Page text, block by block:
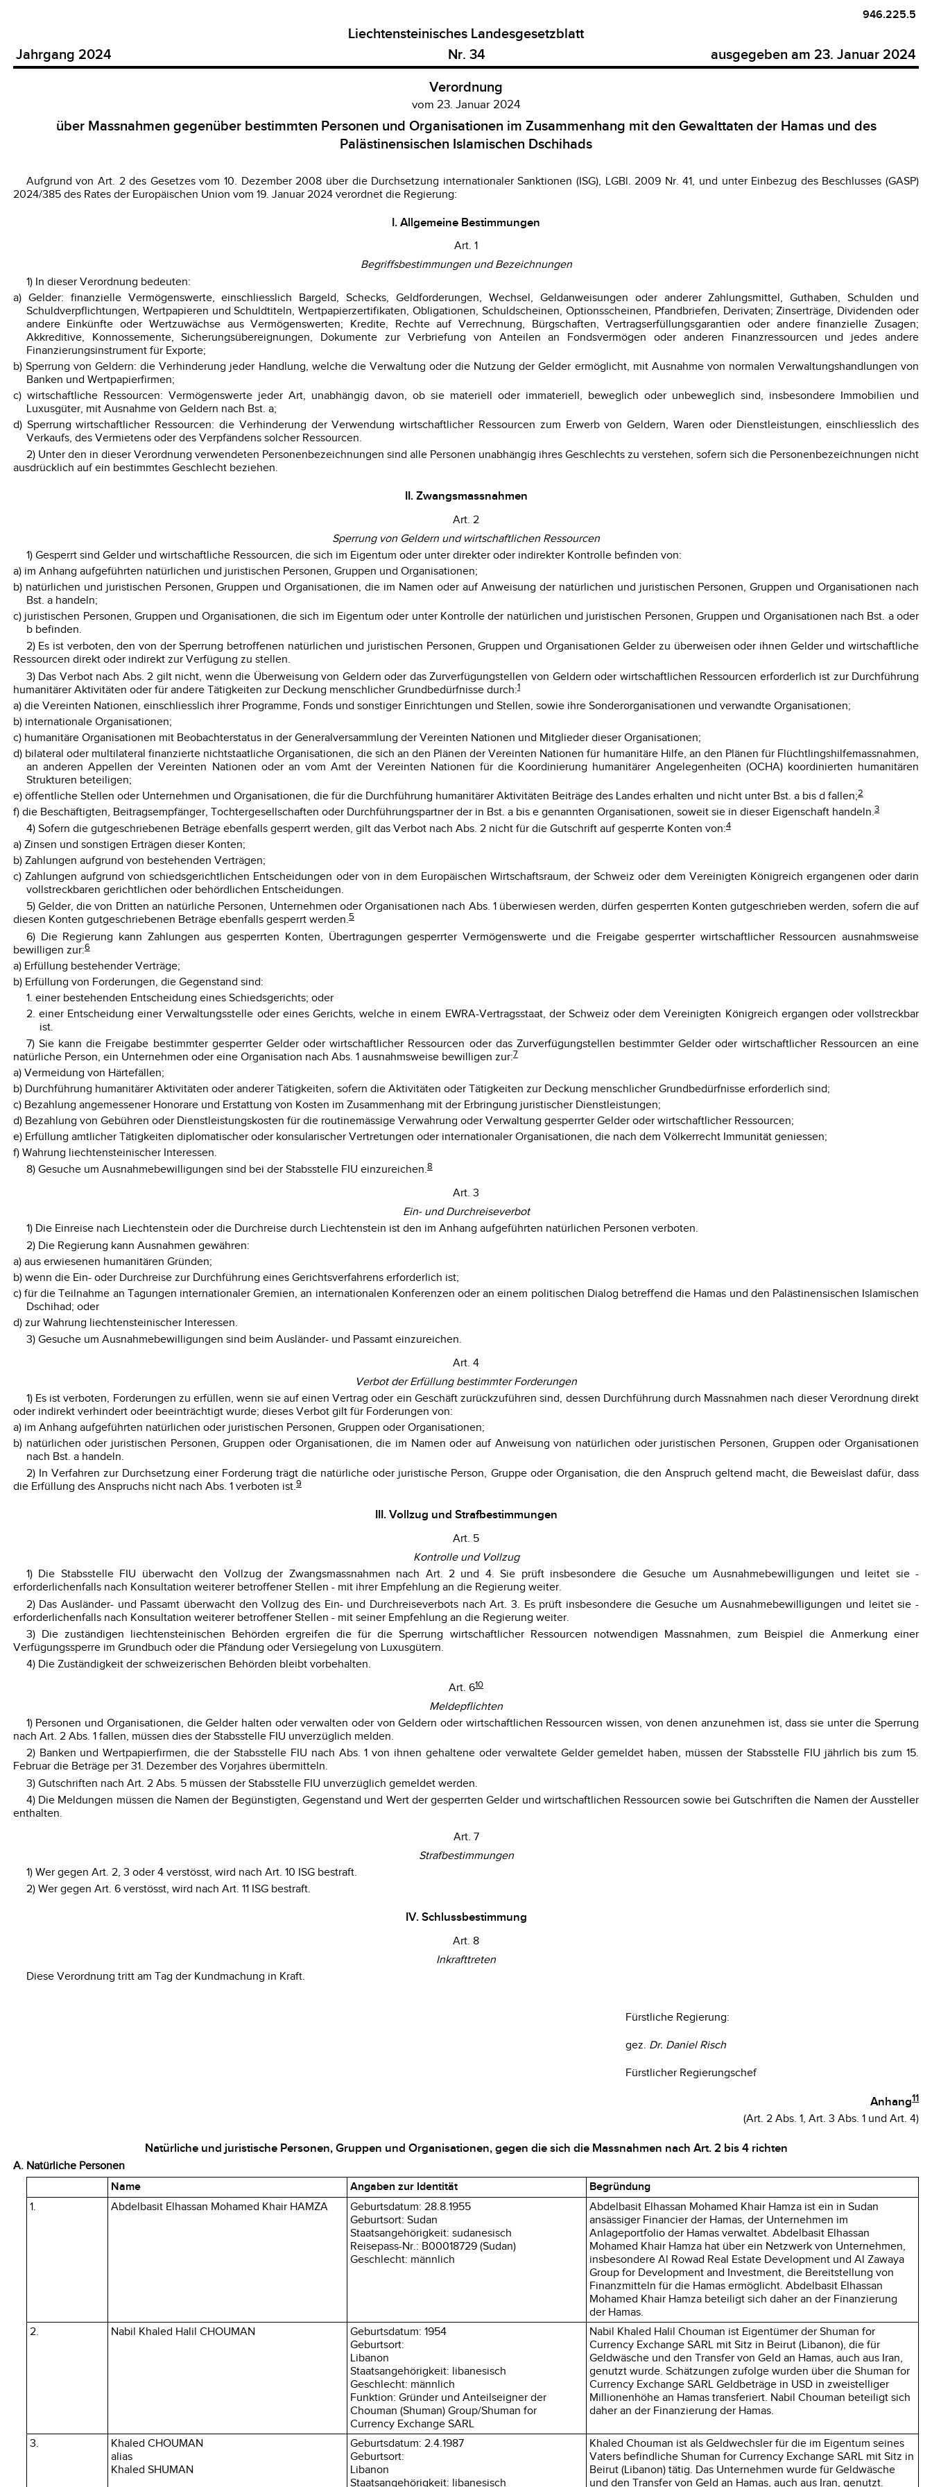
946.225.5
Liechtensteinisches Landesgesetzblatt
Jahrgang 2024
Nr. 34
ausgegeben am 23. Januar 2024
Verordnung
vom 23. Januar 2024
über Massnahmen gegenüber bestimmten Personen und Organisationen im Zusammenhang mit den Gewalttaten der Hamas und des
Palästinensischen Islamischen Dschihads
Aufgrund von Art. 2 des Gesetzes vom 10. Dezember 2008 über die Durchsetzung internationaler Sanktionen (ISG), LGBl. 2009 Nr. 41, und unter Einbezug des Beschlusses (GASP)
2024/385 des Rates der Europäischen Union vom 19. Januar 2024 verordnet die Regierung:
I. Allgemeine Bestimmungen
Art. 1
Begriffsbestimmungen und Bezeichnungen
1) In dieser Verordnung bedeuten:
a) Gelder: finanzielle Vermögenswerte, einschliesslich Bargeld, Schecks, Geldforderungen, Wechsel, Geldanweisungen oder anderer Zahlungsmittel, Guthaben, Schulden und
Schuldverpflichtungen, Wertpapieren und Schuldtiteln, Wertpapierzertifikaten, Obligationen, Schuldscheinen, Optionsscheinen, Pfandbriefen, Derivaten; Zinserträge, Dividenden oder
andere Einkünfte oder Wertzuwächse aus Vermögenswerten; Kredite, Rechte auf Verrechnung, Bürgschaften, Vertragserfüllungsgarantien oder andere finanzielle Zusagen;
Akkreditive, Konnossemente, Sicherungsübereignungen, Dokumente zur Verbriefung von Anteilen an Fondsvermögen oder anderen Finanzressourcen und jedes andere
Finanzierungsinstrument für Exporte;
b) Sperrung von Geldern: die Verhinderung jeder Handlung, welche die Verwaltung oder die Nutzung der Gelder ermöglicht, mit Ausnahme von normalen Verwaltungshandlungen von
Banken und Wertpapierfirmen;
c) wirtschaftliche Ressourcen: Vermögenswerte jeder Art, unabhängig davon, ob sie materiell oder immateriell, beweglich oder unbeweglich sind, insbesondere Immobilien und
Luxusgüter, mit Ausnahme von Geldern nach Bst. a;
d) Sperrung wirtschaftlicher Ressourcen: die Verhinderung der Verwendung wirtschaftlicher Ressourcen zum Erwerb von Geldern, Waren oder Dienstleistungen, einschliesslich des
Verkaufs, des Vermietens oder des Verpfändens solcher Ressourcen.
2) Unter den in dieser Verordnung verwendeten Personenbezeichnungen sind alle Personen unabhängig ihres Geschlechts zu verstehen, sofern sich die Personenbezeichnungen nicht
ausdrücklich auf ein bestimmtes Geschlecht beziehen.
II. Zwangsmassnahmen
Art. 2
Sperrung von Geldern und wirtschaftlichen Ressourcen
1) Gesperrt sind Gelder und wirtschaftliche Ressourcen, die sich im Eigentum oder unter direkter oder indirekter Kontrolle befinden von:
a) im Anhang aufgeführten natürlichen und juristischen Personen, Gruppen und Organisationen;
b) natürlichen und juristischen Personen, Gruppen und Organisationen, die im Namen oder auf Anweisung der natürlichen und juristischen Personen, Gruppen und Organisationen nach
Bst. a handeln;
c) juristischen Personen, Gruppen und Organisationen, die sich im Eigentum oder unter Kontrolle der natürlichen und juristischen Personen, Gruppen und Organisationen nach Bst. a oder
b befinden.
2) Es ist verboten, den von der Sperrung betroffenen natürlichen und juristischen Personen, Gruppen und Organisationen Gelder zu überweisen oder ihnen Gelder und wirtschaftliche
Ressourcen direkt oder indirekt zur Verfügung zu stellen.
3) Das Verbot nach Abs. 2 gilt nicht, wenn die Überweisung von Geldern oder das Zurverfügungstellen von Geldern oder wirtschaftlichen Ressourcen erforderlich ist zur Durchführung
humanitärer Aktivitäten oder für andere Tätigkeiten zur Deckung menschlicher Grundbedürfnisse durch:1
a) die Vereinten Nationen, einschliesslich ihrer Programme, Fonds und sonstiger Einrichtungen und Stellen, sowie ihre Sonderorganisationen und verwandte Organisationen;
b) internationale Organisationen;
c) humanitäre Organisationen mit Beobachterstatus in der Generalversammlung der Vereinten Nationen und Mitglieder dieser Organisationen;
d) bilateral oder multilateral finanzierte nichtstaatliche Organisationen, die sich an den Plänen der Vereinten Nationen für humanitäre Hilfe, an den Plänen für Flüchtlingshilfemassnahmen,
an anderen Appellen der Vereinten Nationen oder an vom Amt der Vereinten Nationen für die Koordinierung humanitärer Angelegenheiten (OCHA) koordinierten humanitären
Strukturen beteiligen;
e) öffentliche Stellen oder Unternehmen und Organisationen, die für die Durchführung humanitärer Aktivitäten Beiträge des Landes erhalten und nicht unter Bst. a bis d fallen;2
f) die Beschäftigten, Beitragsempfänger, Tochtergesellschaften oder Durchführungspartner der in Bst. a bis e genannten Organisationen, soweit sie in dieser Eigenschaft handeln.3
4) Sofern die gutgeschriebenen Beträge ebenfalls gesperrt werden, gilt das Verbot nach Abs. 2 nicht für die Gutschrift auf gesperrte Konten von:4
a) Zinsen und sonstigen Erträgen dieser Konten;
b) Zahlungen aufgrund von bestehenden Verträgen;
c) Zahlungen aufgrund von schiedsgerichtlichen Entscheidungen oder von in dem Europäischen Wirtschaftsraum, der Schweiz oder dem Vereinigten Königreich ergangenen oder darin
vollstreckbaren gerichtlichen oder behördlichen Entscheidungen.
5) Gelder, die von Dritten an natürliche Personen, Unternehmen oder Organisationen nach Abs. 1 überwiesen werden, dürfen gesperrten Konten gutgeschrieben werden, sofern die auf
diesen Konten gutgeschriebenen Beträge ebenfalls gesperrt werden.5
6) Die Regierung kann Zahlungen aus gesperrten Konten, Übertragungen gesperrter Vermögenswerte und die Freigabe gesperrter wirtschaftlicher Ressourcen ausnahmsweise
bewilligen zur:6
a) Erfüllung bestehender Verträge;
b) Erfüllung von Forderungen, die Gegenstand sind:
1. einer bestehenden Entscheidung eines Schiedsgerichts; oder
2. einer Entscheidung einer Verwaltungsstelle oder eines Gerichts, welche in einem EWRA-Vertragsstaat, der Schweiz oder dem Vereinigten Königreich ergangen oder vollstreckbar
ist.
7) Sie kann die Freigabe bestimmter gesperrter Gelder oder wirtschaftlicher Ressourcen oder das Zurverfügungstellen bestimmter Gelder oder wirtschaftlicher Ressourcen an eine
natürliche Person, ein Unternehmen oder eine Organisation nach Abs. 1 ausnahmsweise bewilligen zur:7
a) Vermeidung von Härtefällen;
b) Durchführung humanitärer Aktivitäten oder anderer Tätigkeiten, sofern die Aktivitäten oder Tätigkeiten zur Deckung menschlicher Grundbedürfnisse erforderlich sind;
c) Bezahlung angemessener Honorare und Erstattung von Kosten im Zusammenhang mit der Erbringung juristischer Dienstleistungen;
d) Bezahlung von Gebühren oder Dienstleistungskosten für die routinemässige Verwahrung oder Verwaltung gesperrter Gelder oder wirtschaftlicher Ressourcen;
e) Erfüllung amtlicher Tätigkeiten diplomatischer oder konsularischer Vertretungen oder internationaler Organisationen, die nach dem Völkerrecht Immunität geniessen;
f) Wahrung liechtensteinischer Interessen.
8) Gesuche um Ausnahmebewilligungen sind bei der Stabsstelle FIU einzureichen.8
Art. 3
Ein- und Durchreiseverbot
1) Die Einreise nach Liechtenstein oder die Durchreise durch Liechtenstein ist den im Anhang aufgeführten natürlichen Personen verboten.
2) Die Regierung kann Ausnahmen gewähren:
a) aus erwiesenen humanitären Gründen;
b) wenn die Ein- oder Durchreise zur Durchführung eines Gerichtsverfahrens erforderlich ist;
c) für die Teilnahme an Tagungen internationaler Gremien, an internationalen Konferenzen oder an einem politischen Dialog betreffend die Hamas und den Palästinensischen Islamischen
Dschihad; oder
d) zur Wahrung liechtensteinischer Interessen.
3) Gesuche um Ausnahmebewilligungen sind beim Ausländer- und Passamt einzureichen.
Art. 4
Verbot der Erfüllung bestimmter Forderungen
1) Es ist verboten, Forderungen zu erfüllen, wenn sie auf einen Vertrag oder ein Geschäft zurückzuführen sind, dessen Durchführung durch Massnahmen nach dieser Verordnung direkt
oder indirekt verhindert oder beeinträchtigt wurde; dieses Verbot gilt für Forderungen von:
a) im Anhang aufgeführten natürlichen oder juristischen Personen, Gruppen oder Organisationen;
b) natürlichen oder juristischen Personen, Gruppen oder Organisationen, die im Namen oder auf Anweisung von natürlichen oder juristischen Personen, Gruppen oder Organisationen
nach Bst. a handeln.
2) In Verfahren zur Durchsetzung einer Forderung trägt die natürliche oder juristische Person, Gruppe oder Organisation, die den Anspruch geltend macht, die Beweislast dafür, dass
die Erfüllung des Anspruchs nicht nach Abs. 1 verboten ist.9
III. Vollzug und Strafbestimmungen
Art. 5
Kontrolle und Vollzug
1) Die Stabsstelle FIU überwacht den Vollzug der Zwangsmassnahmen nach Art. 2 und 4. Sie prüft insbesondere die Gesuche um Ausnahmebewilligungen und leitet sie -
erforderlichenfalls nach Konsultation weiterer betroffener Stellen - mit ihrer Empfehlung an die Regierung weiter.
2) Das Ausländer- und Passamt überwacht den Vollzug des Ein- und Durchreiseverbots nach Art. 3. Es prüft insbesondere die Gesuche um Ausnahmebewilligungen und leitet sie -
erforderlichenfalls nach Konsultation weiterer betroffener Stellen - mit seiner Empfehlung an die Regierung weiter.
3) Die zuständigen liechtensteinischen Behörden ergreifen die für die Sperrung wirtschaftlicher Ressourcen notwendigen Massnahmen, zum Beispiel die Anmerkung einer
Verfügungssperre im Grundbuch oder die Pfändung oder Versiegelung von Luxusgütern.
4) Die Zuständigkeit der schweizerischen Behörden bleibt vorbehalten.
Art. 610
Meldepflichten
1) Personen und Organisationen, die Gelder halten oder verwalten oder von Geldern oder wirtschaftlichen Ressourcen wissen, von denen anzunehmen ist, dass sie unter die Sperrung
nach Art. 2 Abs. 1 fallen, müssen dies der Stabsstelle FIU unverzüglich melden.
2) Banken und Wertpapierfirmen, die der Stabsstelle FIU nach Abs. 1 von ihnen gehaltene oder verwaltete Gelder gemeldet haben, müssen der Stabsstelle FIU jährlich bis zum 15.
Februar die Beträge per 31. Dezember des Vorjahres übermitteln.
3) Gutschriften nach Art. 2 Abs. 5 müssen der Stabsstelle FIU unverzüglich gemeldet werden.
4) Die Meldungen müssen die Namen der Begünstigten, Gegenstand und Wert der gesperrten Gelder und wirtschaftlichen Ressourcen sowie bei Gutschriften die Namen der Aussteller
enthalten.
Art. 7
Strafbestimmungen
1) Wer gegen Art. 2, 3 oder 4 verstösst, wird nach Art. 10 ISG bestraft.
2) Wer gegen Art. 6 verstösst, wird nach Art. 11 ISG bestraft.
IV. Schlussbestimmung
Art. 8
Inkrafttreten
Diese Verordnung tritt am Tag der Kundmachung in Kraft.
Fürstliche Regierung:
gez. Dr. Daniel Risch
Fürstlicher Regierungschef
Anhang11
(Art. 2 Abs. 1, Art. 3 Abs. 1 und Art. 4)
Natürliche und juristische Personen, Gruppen und Organisationen, gegen die sich die Massnahmen nach Art. 2 bis 4 richten
A. Natürliche Personen
Name
Angaben zur Identität
Begründung
1.
Abdelbasit Elhassan Mohamed Khair HAMZA
Geburtsdatum: 28.8.1955
Geburtsort: Sudan
Staatsangehörigkeit: sudanesisch
Reisepass-Nr.: B00018729 (Sudan)
Geschlecht: männlich
Abdelbasit Elhassan Mohamed Khair Hamza ist ein in Sudan
ansässiger Financier der Hamas, der Unternehmen im
Anlageportfolio der Hamas verwaltet. Abdelbasit Elhassan
Mohamed Khair Hamza hat über ein Netzwerk von Unternehmen,
insbesondere Al Rowad Real Estate Development und Al Zawaya
Group for Development and Investment, die Bereitstellung von
Finanzmitteln für die Hamas ermöglicht. Abdelbasit Elhassan
Mohamed Khair Hamza beteiligt sich daher an der Finanzierung
der Hamas.
2.
Nabil Khaled Halil CHOUMAN
Geburtsdatum: 1954
Geburtsort:
Libanon
Staatsangehörigkeit: libanesisch
Geschlecht: männlich
Funktion: Gründer und Anteilseigner der
Chouman (Shuman) Group/Shuman for
Currency Exchange SARL
Nabil Khaled Halil Chouman ist Eigentümer der Shuman for
Currency Exchange SARL mit Sitz in Beirut (Libanon), die für
Geldwäsche und den Transfer von Geld an Hamas, auch aus Iran,
genutzt wurde. Schätzungen zufolge wurden über die Shuman for
Currency Exchange SARL Geldbeträge in USD in zweistelliger
Millionenhöhe an Hamas transferiert. Nabil Chouman beteiligt sich
daher an der Finanzierung der Hamas.
3.
Khaled CHOUMAN
alias
Khaled SHUMAN
Geburtsdatum: 2.4.1987
Geburtsort:
Libanon
Staatsangehörigkeit: libanesisch
Khaled Chouman ist als Geldwechsler für die im Eigentum seines
Vaters befindliche Shuman for Currency Exchange SARL mit Sitz in
Beirut (Libanon) tätig. Das Unternehmen wurde für Geldwäsche
und den Transfer von Geld an Hamas, auch aus Iran, genutzt.